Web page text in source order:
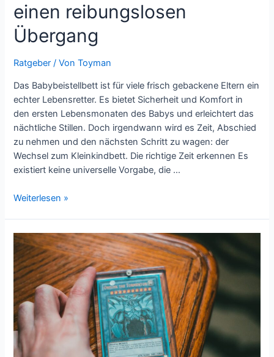
einen reibungslosen
Übergang
Ratgeber / VonToyman
Das Babybeistellbett ist für viele frisch gebackene Eltern ein
echter Lebensretter. Es bietet Sicherheit und Komfort in
den ersten Lebensmonaten des Babys und erleichtert das
nächtliche Stillen. Doch irgendwann wird es Zeit, Abschied
zu nehmen und den nächsten Schritt zu wagen: der
Wechsel zum Kleinkindbett. Die richtige Zeit erkennen Es
existiert keine universelle Vorgabe, die …
Vom
Kleinkindbett:
Tipps
für
einen
reibungslosen
Übergang
Weiterlesen »